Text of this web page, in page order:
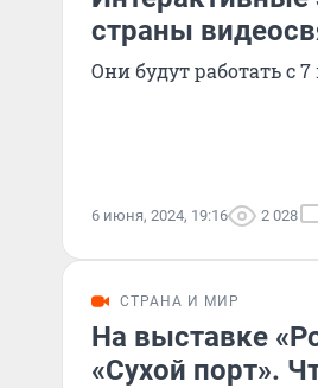
страны
Они будут работать с
6 июня, 2024, 19:16 2 028
СТРАНА И МИР
На выставке
«Сухой порт».